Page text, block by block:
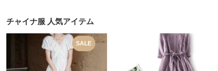
チャイナ服 人気アイテム
SALE